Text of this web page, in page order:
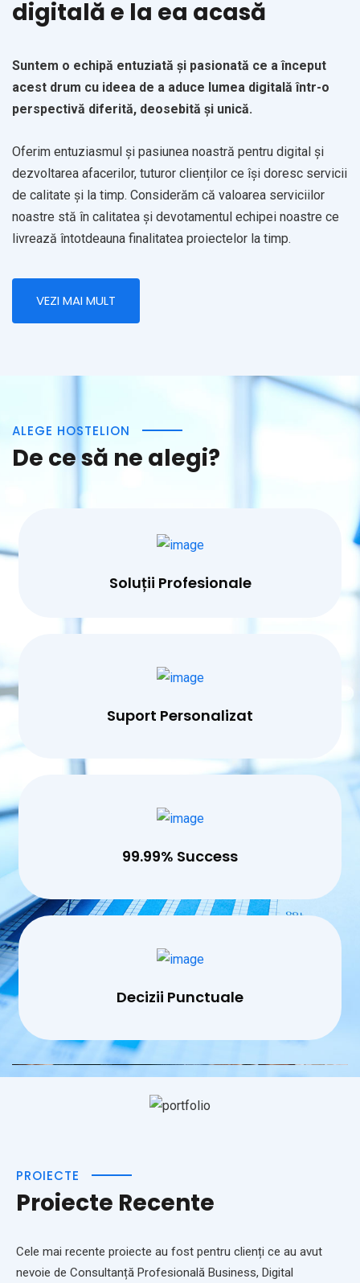
digitală e la ea acasă
Suntem o echipă entuziată și pasionată ce a început
acest drum cu ideea de a aduce lumea digitală într-o
perspectivă diferită, deosebită și unică.
Oferim entuziasmul și pasiunea noastră pentru digital și
dezvoltarea afacerilor, tuturor clienților ce își doresc servicii
de calitate și la timp. Considerăm că valoarea serviciilor
noastre stă în calitatea și devotamentul echipei noastre ce
livrează întotdeauna finalitatea proiectelor la timp.
VEZI MAI MULT
ALEGE HOSTELION
De ce să ne alegi?
Soluții Profesionale
Suport Personalizat
99.99% Success
Decizii Punctuale
PROIECTE
Proiecte Recente
Cele mai recente proiecte au fost pentru clienți ce au avut
nevoie de Consultanță Profesională Business, Digital